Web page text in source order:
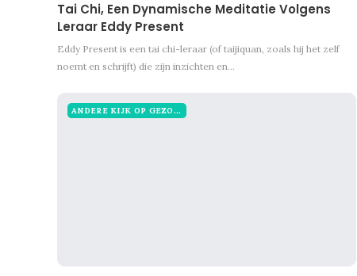
Tai Chi, Een Dynamische Meditatie Volgens
Leraar Eddy Present
Eddy Present is een tai chi-leraar (of taijiquan, zoals hij het zelf
noemt en schrijft) die zijn inzichten en…
ANDERE KIJK OP GEZONDHEID